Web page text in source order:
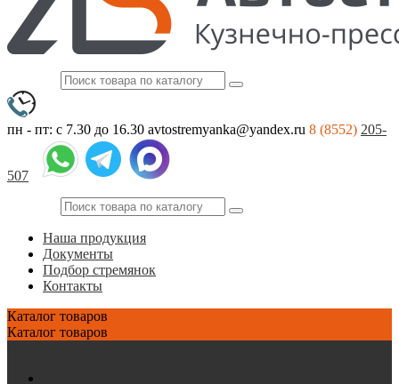
пн - пт: с 7.30 до 16.30 avtostremyanka@yandex.ru 8 (8552) 205-
507
Наша продукция
Документы
Подбор стремянок
Контакты
Каталог товаров
Каталог товаров